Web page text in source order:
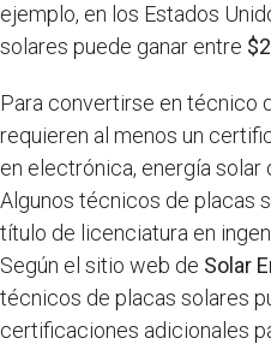
ejemplo, en los Estados
solares puede ganar entre
Para convertirse en técnico
requieren al menos un
en electrónica, energía solar
Algunos técnicos de placas
título de licenciatura en
Según el sitio web de Solar
técnicos de placas solares
certificaciones adicionales